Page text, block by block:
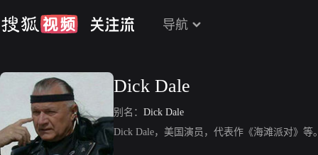
导航
Dick Dale
别名： Dick Dale
Dick Dale，美国演员，代表作《海滩派对》等